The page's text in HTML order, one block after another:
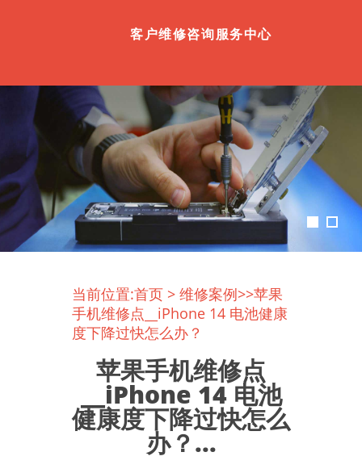
客户维修咨询服务中心
当前位置:首页 > 维修案例>>苹果
手机维修点__iPhone 14 电池健康
度下降过快怎么办？
苹果手机维修点
__iPhone 14 电池
健康度下降过快怎么
办？...